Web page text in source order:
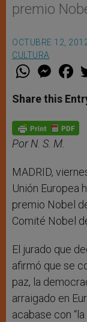
premio
OCTUBRE 12,
CULTURA
W
t
s
p
p
M
e
s
e
g
e
r
F
a
e
b
o
k
Share this
Por N. S. M.
MADRID,
Unión Europea
premio Nobel
Comité Nobel
El jurado que
afirmó que se
paz, la
arraigado en
acabase con